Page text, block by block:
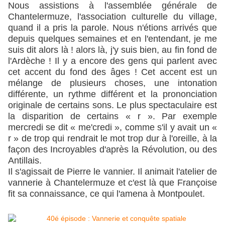
Nous assistions à l'assemblée générale de
Chantelermuze, l'association culturelle du village,
quand il a pris la parole. Nous n'étions arrivés que
depuis quelques semaines et en l'entendant, je me
suis dit alors là ! alors là, j'y suis bien, au fin fond de
l'Ardèche ! Il y a encore des gens qui parlent avec
cet accent du fond des âges ! Cet accent est un
mélange de plusieurs choses, une intonation
différente, un rythme différent et la prononciation
originale de certains sons. Le plus spectaculaire est
la disparition de certains « r ». Par exemple
mercredi se dit « me'credi », comme s'il y avait un «
r » de trop qui rendrait le mot trop dur à l'oreille, à la
façon des Incroyables d'après la Révolution, ou des
Antillais.
Il s'agissait de Pierre le vannier. Il animait l'atelier de
vannerie à Chantelermuze et c'est là que Françoise
fit sa connaissance, ce qui l'amena à Montpoulet.